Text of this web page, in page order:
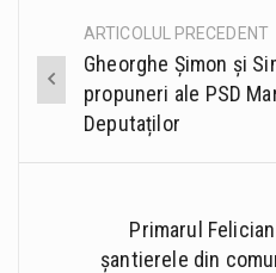
Post
navigation
ARTICOLUL PRECEDENT
Gheorghe Șimon și
propuneri ale PSD
Deputaților
Primarul
șantierele din